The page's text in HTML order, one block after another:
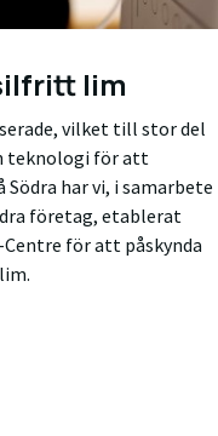
lim
vilket till stor del
teknologi för att
har vi, i samarbete
företag, etablerat
för att påskynda